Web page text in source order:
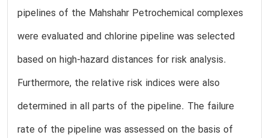
pipelines of the Mahshahr Petrochemical complexes
were evaluated and chlorine pipeline was selected
based on high-hazard distances for risk analysis.
Furthermore, the relative risk indices were also
determined in all parts of the pipeline. The failure
rate of the pipeline was assessed on the basis of